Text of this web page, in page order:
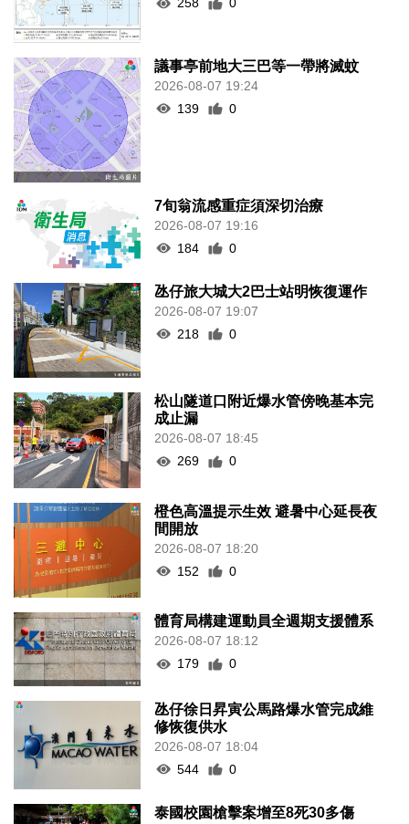
258
0
議事亭前地大三巴等一帶將滅蚊
2026-08-07 19:24
139
0
7旬翁流感重症須深切治療
2026-08-07 19:16
184
0
氹仔旅大城大2巴士站明恢復運作
2026-08-07 19:07
218
0
松山隧道口附近爆水管傍晚基本完
成止漏
2026-08-07 18:45
269
0
橙色高溫提示生效 避暑中心延長夜
間開放
2026-08-07 18:20
152
0
體育局構建運動員全週期支援體系
2026-08-07 18:12
179
0
氹仔徐日昇寅公馬路爆水管完成維
修恢復供水
2026-08-07 18:04
544
0
泰國校園槍擊案增至8死30多傷